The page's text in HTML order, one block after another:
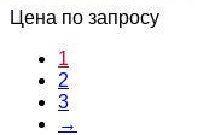
Цена по запросу
1
2
3
→